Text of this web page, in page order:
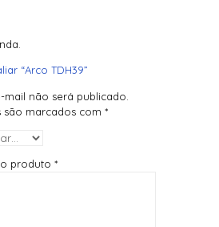
“Arco TDH39”
não será publicado.
marcados com *
produto *